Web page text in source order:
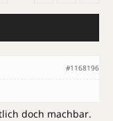
#1168196
doch machbar.